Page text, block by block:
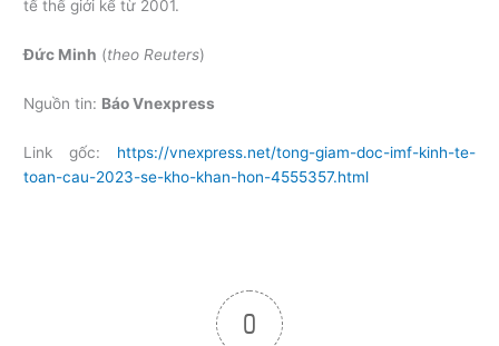
tế thế giới kể từ 2001.
Đức Minh (theo Reuters)
Nguồn tin: Báo Vnexpress
Link gốc: https://vnexpress.net/tong-giam-doc-imf-kinh-te-
toan-cau-2023-se-kho-khan-hon-4555357.html
0